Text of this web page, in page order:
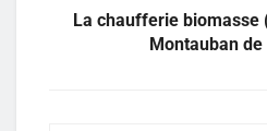
La chaufferie biomasse
Montauban